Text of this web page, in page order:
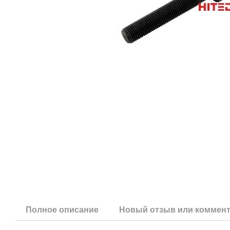
Полное описание Новый отзыв или